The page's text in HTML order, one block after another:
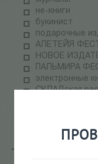
не-книги
букинист
подарочные
АЛЕТЕЙЯ ФЕСТ
НОВОЕ
ПАЛЬМИРА
электронные
СКЛАДская